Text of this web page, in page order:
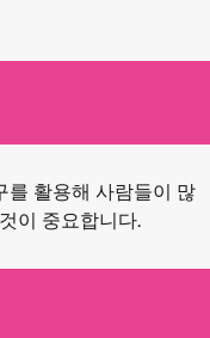
를 활용해 사람들이 많
이 중요합니다.